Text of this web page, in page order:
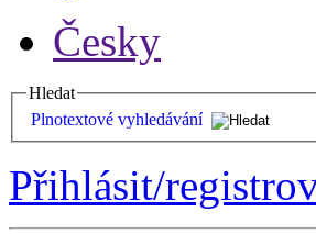
Česky
Hledat
Plnotextové vyhledávání
Přihlásit/